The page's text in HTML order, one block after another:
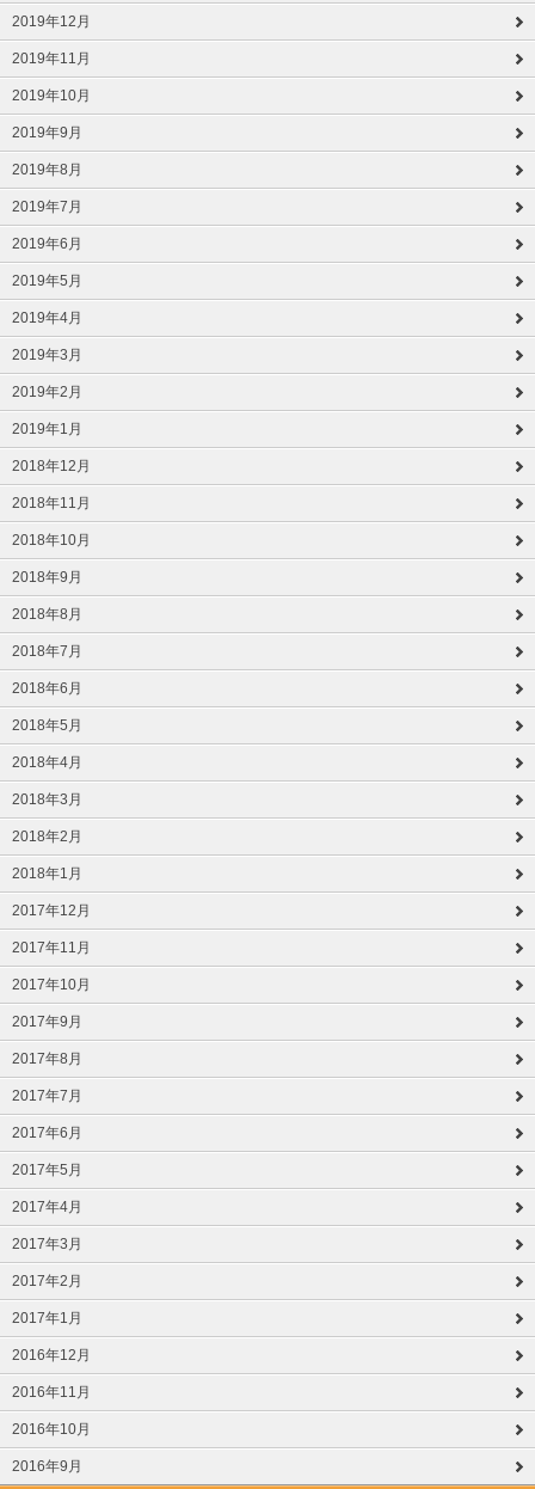
2019年12月
2019年11月
2019年10月
2019年9月
2019年8月
2019年7月
2019年6月
2019年5月
2019年4月
2019年3月
2019年2月
2019年1月
2018年12月
2018年11月
2018年10月
2018年9月
2018年8月
2018年7月
2018年6月
2018年5月
2018年4月
2018年3月
2018年2月
2018年1月
2017年12月
2017年11月
2017年10月
2017年9月
2017年8月
2017年7月
2017年6月
2017年5月
2017年4月
2017年3月
2017年2月
2017年1月
2016年12月
2016年11月
2016年10月
2016年9月